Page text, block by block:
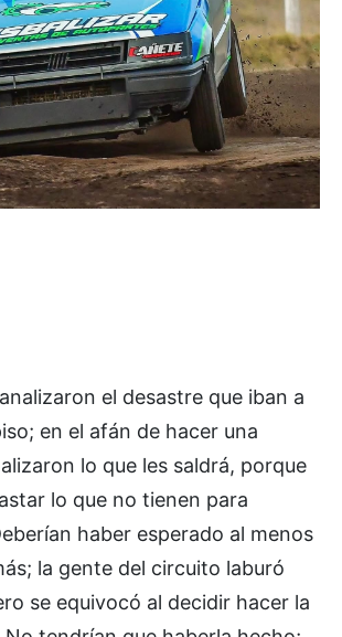
el desastre que iban a
en el afán de hacer una
lo que les saldrá, porque
lo que no tienen para
haber esperado al menos
la gente del circuito laburó
se equivocó al decidir hacer la